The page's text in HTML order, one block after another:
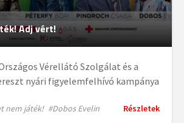
Adj vért!
Vérellátó Szolgálat és a
nyári figyelemfelhívó kampánya
nem játék! #Dobos Evelin Részletek